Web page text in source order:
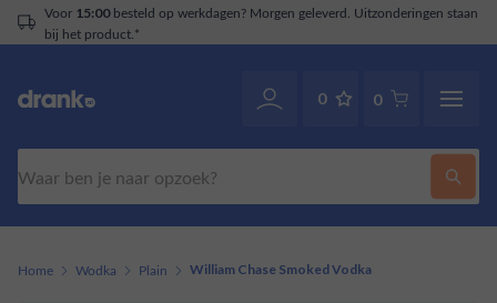
Voor 15:00besteld op werkdagen? Morgen geleverd. Uitzonderingen staan
bij het product.*
0 0
Home Wodka Plain William Chase Smoked Vodka